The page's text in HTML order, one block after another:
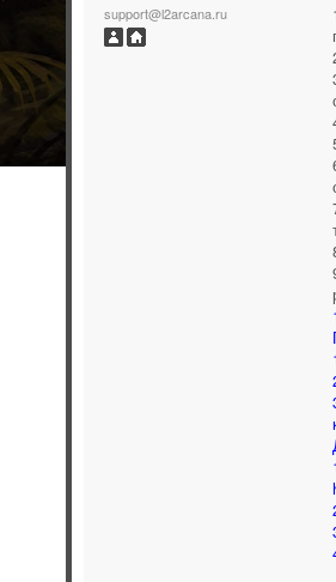
support@l2arcana.ru